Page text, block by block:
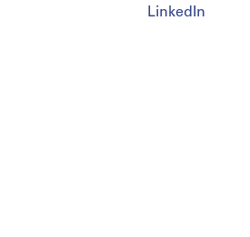
LinkedIn